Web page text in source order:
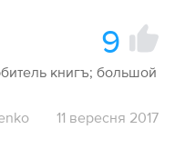
9
книгъ; большой
11 вересня 2017